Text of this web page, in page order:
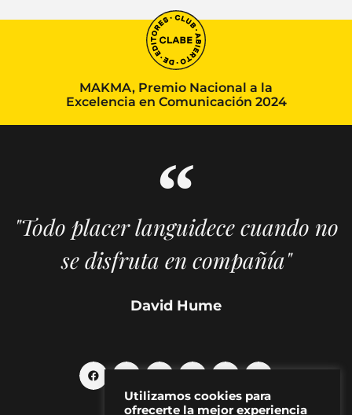
MAKMA, Premio Nacional a la
Excelencia en Comunicación 2024
"Todo placer languidece cuando no
se disfruta en compañía"
David Hume
Utilizamos cookies para
ofrecerte la mejor experiencia